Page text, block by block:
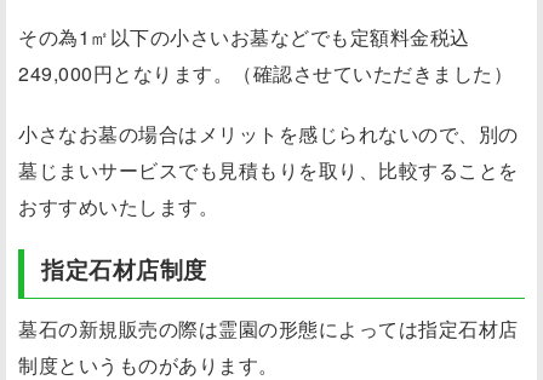
その為1㎡以下の小さいお墓などでも定額料金税込
249,000円となります。
（確認させていただきました）
小さなお墓の場合はメリットを感じられないので、別の
墓じまいサービスでも見積もりを取り、比較することを
おすすめいたします。
指定石材店制度
墓石の新規販売の際は霊園の形態によっては指定石材店
制度というものがあります。